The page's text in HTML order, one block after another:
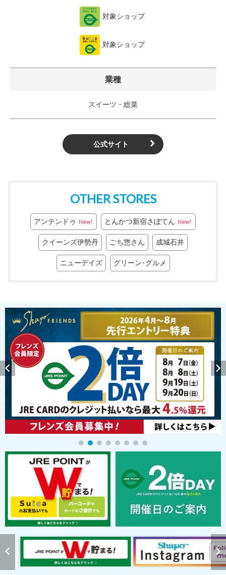
対象ショップ
対象ショップ
業種
スイーツ・総菜
公式サイト
OTHER STORES
アンテンドゥ New! とんかつ新宿さぼてん New!
クイーンズ伊勢丹 ごち惣さん 成城石井
ニューデイズ グリーン･グルメ